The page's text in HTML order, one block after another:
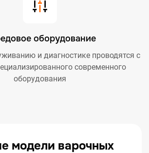
оборудование
и диагностике проводятся с
современного
оборудования
модели варочных